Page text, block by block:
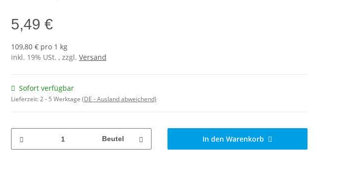
5,49 €
109,80 € pro 1 kg
inkl. 19% USt. , zzgl. Versand
Sofort verfügbar
Lieferzeit:2 - 5 Werktage (DE - Ausland abweichend)
Beutel In den Warenkorb